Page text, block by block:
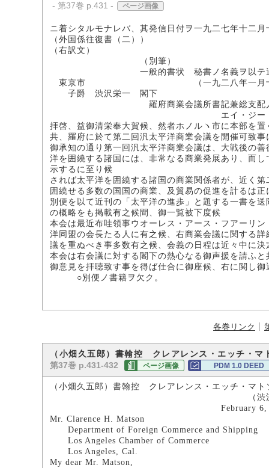
- 第37巻 p.431 - ページ画像
ニ着シタルモナレバ、其発信日付ヲ一九二七年十二
（外国係往復書（二））
（右訳文）
（別筆）
一般的書状 秘書ノ名義ヲ以テ適当ノ
東京市 （一九二八年一月十一
子爵 渋沢栄一 閣下
羅府商業会議所書記兼総支配
エイ・ジー・アー
拝啓、益御清栄奉大賀候、然者ホノルヽ市に本部を
共、羅府に於て第二回汎太平洋商業会議を開催可致事
御承知の通り第一回汎太平洋商業会議は、大戦後の
洋を囲繞する諸国には、非常なる商業発展あり、而
示するに至り候
されば太平洋を囲繞する諸国の商業関係者が、近く
囲繞せる多数の国国の商業、及貿易の促進を計るは
別便を以て近刊の「太平洋の進歩」と題する一書を
の概略をも掲載有之候間、御一覧被下度候
本会は最近布哇領事ウオーレス・アース・フアーリ
洋同盟の会長たる人に有之候、右商業会議に関する
議を重ぬべき事多数有之候、会義の日程は近々中に決
本会は右会議に対する閣下の熱心なる御声援を請ふ
御意見を拝聴致す事を得ば仕合に御座候、右に関し
○別便ノ書籍ヲ欠ク。
各巻リンク
（小畑久五郎）書翰控 クレアレンス・エッチ・マ
第37巻 p.431-432 ページ画像 PDM 1.0 DEED
（小畑久五郎）書翰控 クレアレンス・エッチ・マ
（渋沢子爵家
February 6,
Mr. Clarence H. Matson
Department of Foreign Commerce and Shipping
Los Angeles Chamber of Commerce
Los Angeles, Cal.
My dear Mr. Matson,